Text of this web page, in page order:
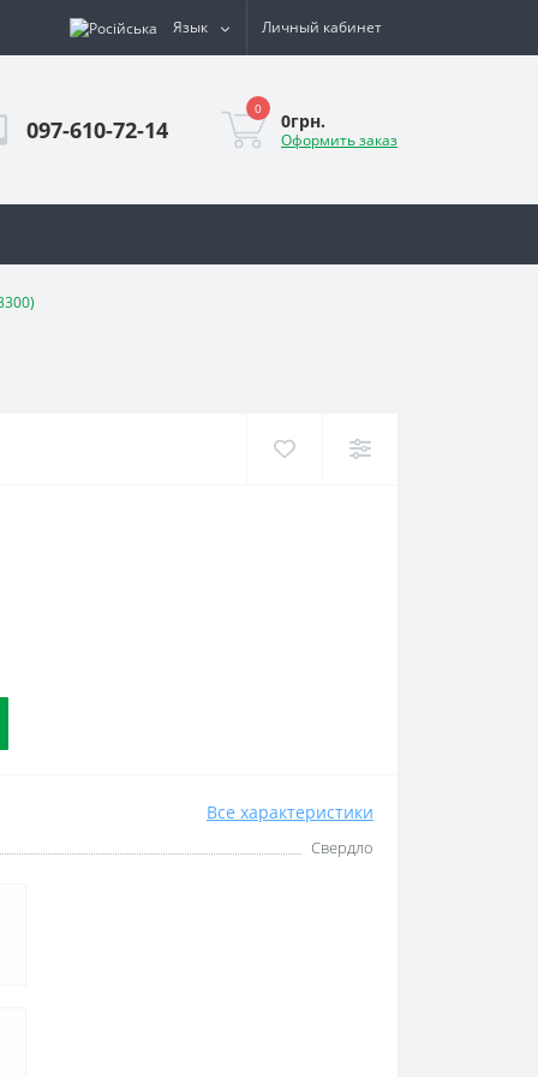
Язык Личный кабинет
097-610-72-14
0
0грн.
Оформить заказ
Все характеристики
Свердло